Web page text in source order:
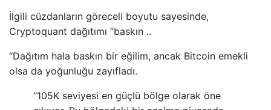
İlgili cüzdanların göreceli boyutu sayesinde,
Cryptoquant dağıtımı “baskın ..
“Dağıtım hala baskın bir eğilim, ancak Bitcoin emekli
olsa da yoğunluğu zayıfladı.
“105K seviyesi en güçlü bölge olarak öne